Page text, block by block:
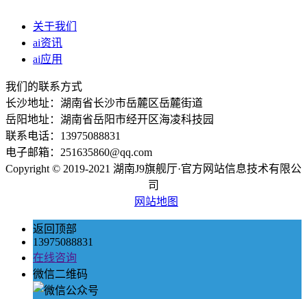
关于我们
ai资讯
ai应用
我们的联系方式
长沙地址：湖南省长沙市岳麓区岳麓街道
岳阳地址：湖南省岳阳市经开区海凌科技园
联系电话：13975088831
电子邮箱：251635860@qq.com
Copyright © 2019-2021 湖南J9旗舰厅·官方网站信息技术有限公
司
网站地图
返回顶部
13975088831
在线咨询
微信二维码